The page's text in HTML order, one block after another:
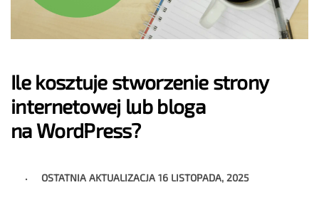
Ile kosztuje stworzenie strony
internetowej lub bloga
na WordPress?
OSTATNIA AKTUALIZACJA16 LISTOPADA, 2025